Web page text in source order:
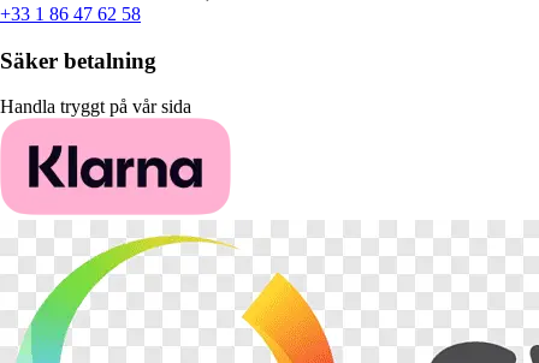
+33 1 86 47 62 58
Säker betalning
Handla tryggt på vår sida